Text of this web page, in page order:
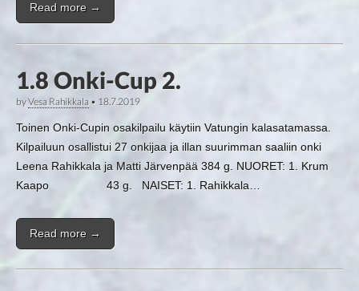
Read more →
1.8 Onki-Cup 2.
byVesa Rahikkala • 18.7.2019
Toinen Onki-Cupin osakilpailu käytiin Vatungin kalasatamassa.
Kilpailuun osallistui 27 onkijaa ja illan suurimman saaliin onki
Leena Rahikkala ja Matti Järvenpää 384 g. NUORET: 1. Krum
Kaapo 43 g. NAISET: 1. Rahikkala…
Read more →